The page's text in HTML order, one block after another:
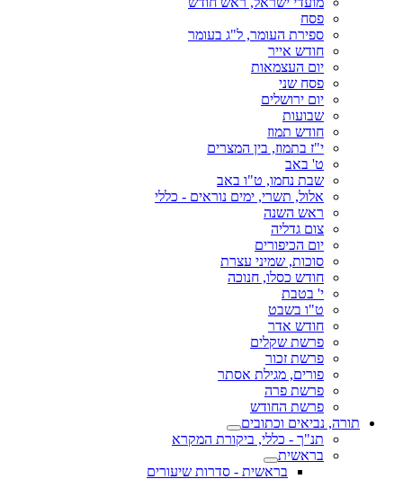
פסח
ספירת העומר, ל"ג בעומר
חודש אייר
יום העצמאות
פסח שני
יום ירושלים
שבועות
חודש תמוז
י"ז בתמוז, בין המצרים
ט' באב
שבת נחמו, ט"ו באב
אלול, תשרי, ימים נוראים - כללי
ראש השנה
צום גדליה
יום הכיפורים
סוכות, שמיני עצרת
חודש כסלו, חנוכה
י' בטבת
ט"ו בשבט
חודש אדר
פרשת שקלים
פרשת זכור
פורים, מגילת אסתר
פרשת פרה
פרשת החודש
תורה, נביאים וכתובים
תנ"ך - כללי, ביקורת המקרא
בראשית
בראשית - סדרות שיעורים